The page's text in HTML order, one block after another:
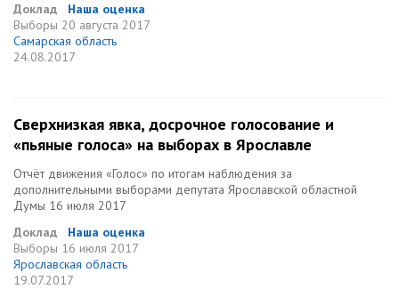
Доклад
Наша оценка
Выборы 20 августа 2017
Самарская область
24.08.2017
Сверхнизкая явка, досрочное голосование и
«пьяные голоса» на выборах в Ярославле
Отчёт движения «Голос» по итогам наблюдения за
дополнительными выборами депутата Ярославской областной
Думы 16 июля 2017
Доклад
Наша оценка
Выборы 16 июля 2017
Ярославская область
19.07.2017